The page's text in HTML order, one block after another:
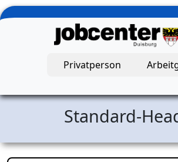
Zum Hauptinhalt springen
Jobcenter Duisburg
Privatperson
Standard-